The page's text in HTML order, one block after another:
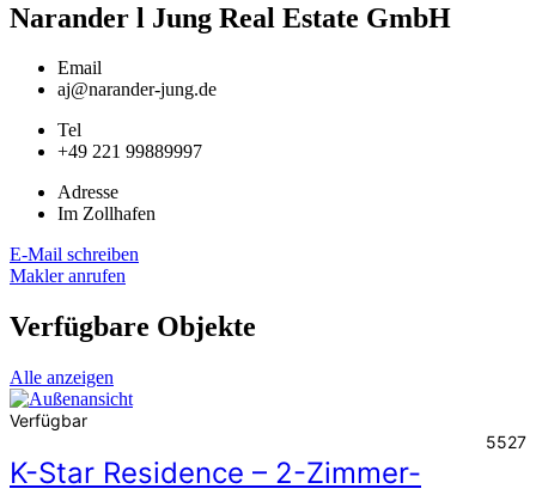
Narander l Jung Real Estate GmbH
Email
aj@narander-jung.de
Tel
+49 221 99889997
Adresse
Im Zollhafen
E-Mail schreiben
Makler anrufen
Verfügbare Objekte
Alle anzeigen
Verfügbar
5527
K-Star Residence – 2-Zimmer-